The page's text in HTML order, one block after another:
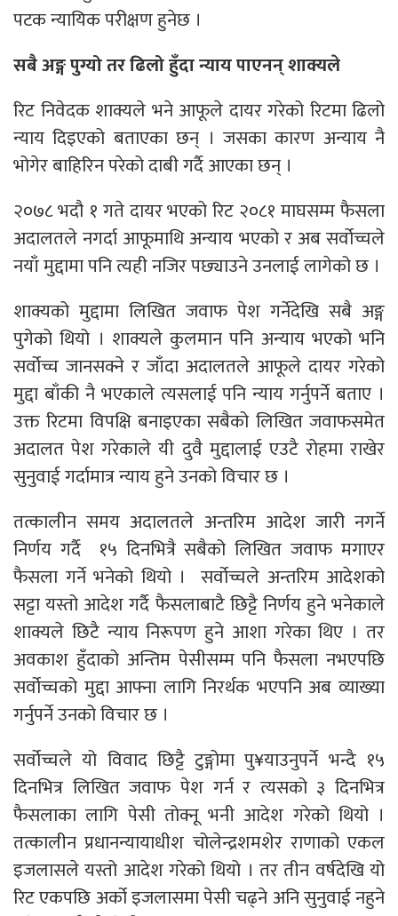
पटक न्यायिक परीक्षण हुनेछ ।
सबै अङ्ग पुग्यो तर ढिलो हुँदा न्याय पाएनन् शाक्यले
रिट निवेदक शाक्यले भने आफूले दायर गरेको रिटमा ढिलो
न्याय दिइएको बताएका छन् । जसका कारण अन्याय नै
भोगेर बाहिरिन परेको दाबी गर्दै आएका छन् ।
२०७८ भदौ १ गते दायर भएको रिट २०८१ माघसम्म फैसला
अदालतले नगर्दा आफूमाथि अन्याय भएको र अब सर्वोच्चले
नयाँ मुद्दामा पनि त्यही नजिर पछ्याउने उनलाई लागेको छ ।
शाक्यको मुद्दामा लिखित जवाफ पेश गर्नेदेखि सबै अङ्ग
पुगेको थियो । शाक्यले कुलमान पनि अन्याय भएको भनि
सर्वोच्च जानसक्ने र जाँदा अदालतले आफूले दायर गरेको
मुद्दा बाँकी नै भएकाले त्यसलाई पनि न्याय गर्नुपर्ने बताए ।
उक्त रिटमा विपक्षि बनाइएका सबैको लिखित जवाफसमेत
अदालत पेश गरेकाले यी दुवै मुद्दालाई एउटै रोहमा राखेर
सुनुवाई गर्दामात्र न्याय हुने उनको विचार छ ।
तत्कालीन समय अदालतले अन्तरिम आदेश जारी नगर्ने
निर्णय गर्दै १५ दिनभित्रै सबैको लिखित जवाफ मगाएर
फैसला गर्ने भनेको थियो । सर्वोच्चले अन्तरिम आदेशको
सट्टा यस्तो आदेश गर्दै फैसलाबाटै छिट्टै निर्णय हुने भनेकाले
शाक्यले छिटै न्याय निरूपण हुने आशा गरेका थिए । तर
अवकाश हुँदाको अन्तिम पेसीसम्म पनि फैसला नभएपछि
सर्वोच्चको मुद्दा आफ्ना लागि निरर्थक भएपनि अब व्याख्या
गर्नुपर्ने उनको विचार छ ।
सर्वोच्चले यो विवाद छिट्टै टुङ्गोमा पु¥याउनुपर्ने भन्दै १५
दिनभित्र लिखित जवाफ पेश गर्न र त्यसको ३ दिनभित्र
फैसलाका लागि पेसी तोक्नू भनी आदेश गरेको थियो ।
तत्कालीन प्रधानन्यायाधीश चोलेन्द्रशमशेर राणाको एकल
इजलासले यस्तो आदेश गरेको थियो । तर तीन वर्षदेखि यो
रिट एकपछि अर्को इजलासमा पेसी चढ्ने अनि सुनुवाई नहुने